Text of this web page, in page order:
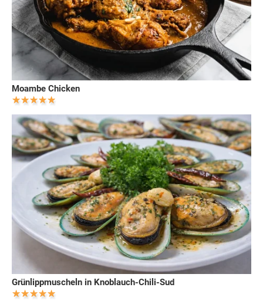
Moambe Chicken
Grünlippmuscheln in Knoblauch-Chili-Sud